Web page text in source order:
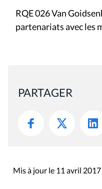
RQE 026 Van
partenariats avec les
PARTAGER
Mis à jour le 11 avril 2017